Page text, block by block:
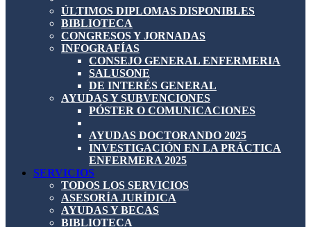
ÚLTIMOS DIPLOMAS DISPONIBLES
BIBLIOTECA
CONGRESOS Y JORNADAS
INFOGRAFÍAS
CONSEJO GENERAL ENFERMERIA
SALUSONE
DE INTERÉS GENERAL
AYUDAS Y SUBVENCIONES
PÓSTER O COMUNICACIONES
AYUDAS DOCTORANDO 2025
INVESTIGACIÓN EN LA PRÁCTICA
ENFERMERA 2025
SERVICIOS
TODOS LOS SERVICIOS
ASESORÍA JURÍDICA
AYUDAS Y BECAS
BIBLIOTECA